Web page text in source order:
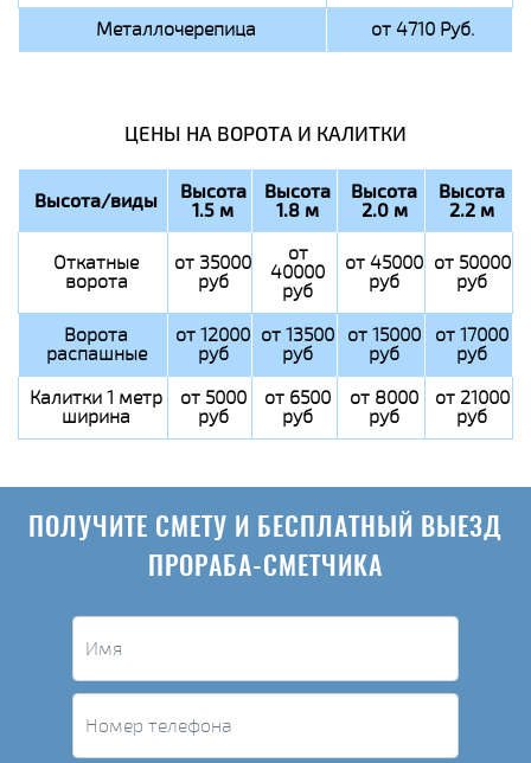
Металлочерепица
от 4710 Руб.
ЦЕНЫ НА ВОРОТА И КАЛИТКИ
Высота/виды Высота
1.5 м
Высота
1.8 м
Высота
2.0 м
Высота
2.2 м
Откатные
ворота
от 35000
руб
от
40000
руб
от 45000
руб
от 50000
руб
Ворота
распашные
от 12000
руб
от 13500
руб
от 15000
руб
от 17000
руб
Калитки 1 метр
ширина
от 5000
руб
от 6500
руб
от 8000
руб
от 21000
руб
ПОЛУЧИТЕ СМЕТУ И БЕСПЛАТНЫЙ ВЫЕЗД
ПРОРАБА-СМЕТЧИКА